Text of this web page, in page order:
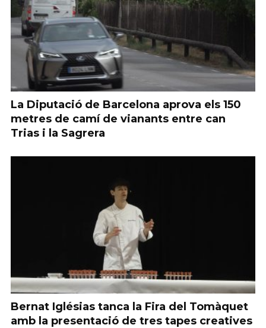
La Diputació de Barcelona aprova els 150
metres de camí de vianants entre can
Trias i la Sagrera
Bernat Iglésias tanca la Fira del Tomàquet
amb la presentació de tres tapes creatives